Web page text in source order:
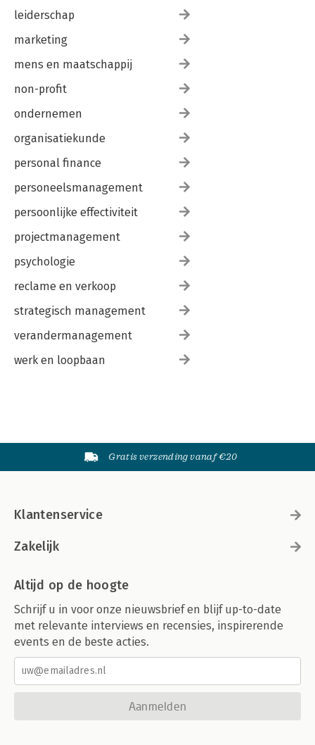
leiderschap
marketing
mens en maatschappij
non-profit
ondernemen
organisatiekunde
personal finance
personeelsmanagement
persoonlijke effectiviteit
projectmanagement
psychologie
reclame en verkoop
strategisch management
verandermanagement
werk en loopbaan
Gratis verzending vanaf €20
Klantenservice
Zakelijk
Altijd op de hoogte
Schrijf u in voor onze nieuwsbrief en blijf up-to-date
met relevante interviews en recensies, inspirerende
events en de beste acties.
Aanmelden